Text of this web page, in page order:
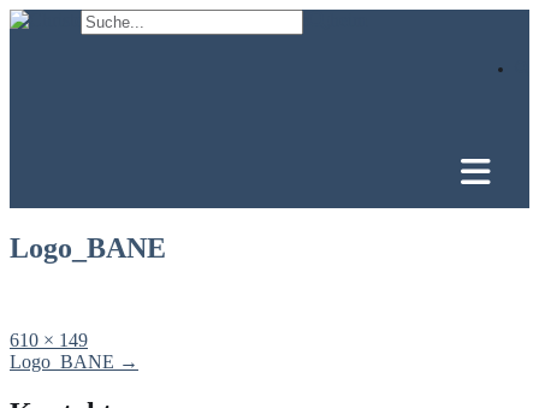
Skip
Logo_BANE
Full
size
610 × 149
Post
Logo_BANE →